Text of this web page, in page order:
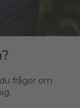
frågor om